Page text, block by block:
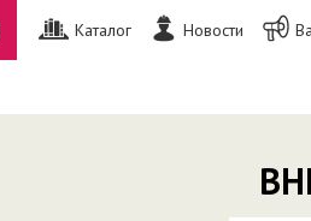
Каталог Новости